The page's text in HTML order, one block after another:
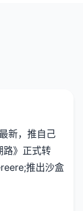
新，推自己
路》正式转
推出沙盒